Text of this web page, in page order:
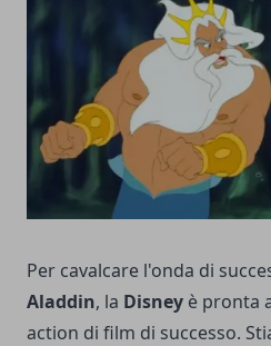
Per cavalcare l'onda di
Aladdin, la Disney è pronta
action di film di successo.